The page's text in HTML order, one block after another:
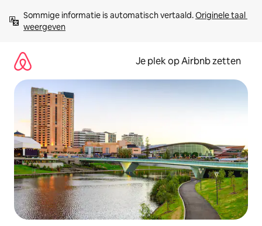
direct
naar
Sommige informatie is automatisch vertaald. Originele taal
weergeven
Je plek op Airbnb zetten